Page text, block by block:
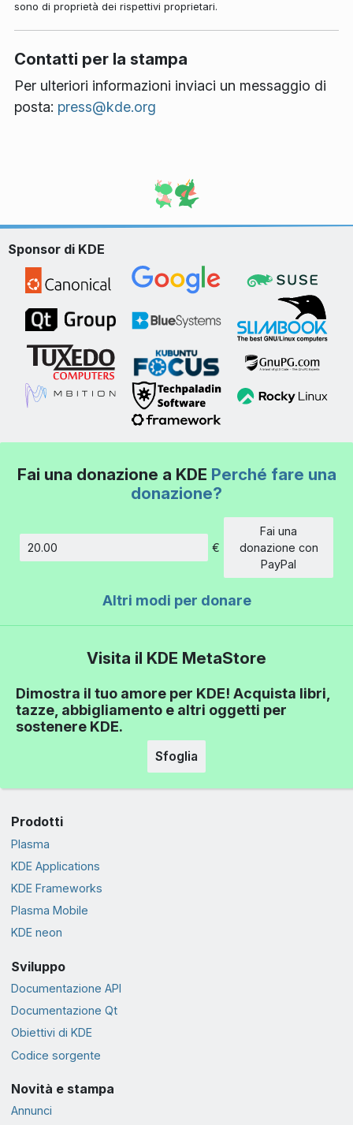
sono di proprietà dei rispettivi proprietari.
Contatti per la stampa
Per ulteriori informazioni inviaci un messaggio di
posta: press@kde.org
Sponsor di KDE
Fai una donazione a KDE Perché fare una
donazione?
Importo
€
Fai una
donazione con
PayPal
Altri modi per donare
Visita il KDE MetaStore
Dimostra il tuo amore per KDE! Acquista libri,
tazze, abbigliamento e altri oggetti per
sostenere KDE.
Sfoglia
Prodotti
Plasma
KDE Applications
KDE Frameworks
Plasma Mobile
KDE neon
Sviluppo
Documentazione API
Documentazione Qt
Obiettivi di KDE
Codice sorgente
Novità e stampa
Annunci